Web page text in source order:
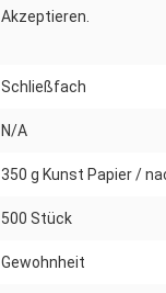
Akzeptieren.
Schließfach
N/A
350 g Kunst Papier /
500 Stück
Gewohnheit